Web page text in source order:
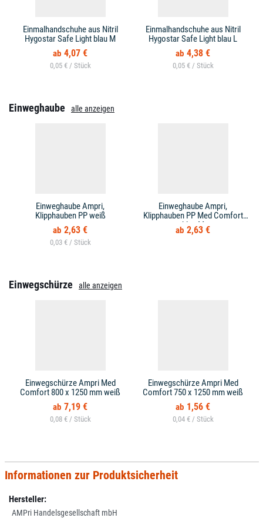
Einmalhandschuhe aus Nitril
Hygostar Safe Light blau M
4,07 €
0,05 € /
Einmalhandschuhe aus Nitril
Hygostar Safe Light blau L
4,38 €
0,05 € /
Einweghaube alle anzeigen
Einweghaube Ampri,
Klipphauben PP weiß
2,63 €
0,03 € /
Einweghaube Ampri,
Klipphauben PP Med Comfort
blau M
2,63 €
Einwegschürze alle anzeigen
Einwegschürze Ampri Med
Comfort 800 x 1250 mm weiß
7,19 €
0,08 € /
Einwegschürze Ampri Med
Comfort 750 x 1250 mm weiß
1,56 €
0,04 € /
Informationen zur Produktsicherheit
Hersteller:
AMPri Handelsgesellschaft mbH